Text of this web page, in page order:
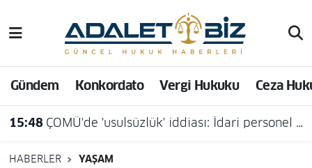
Gündem Konkordato Vergi Hukuku Ceza
15:48 ÇOMÜ'de 'usulsüzlük' iddiası: İdari personel açığa alındı
HABERLER YAŞAM
Hava Durumu
Trafik Durumu
Süper Lig Puan Durumu ve Fikstür
Tüm Manşetler